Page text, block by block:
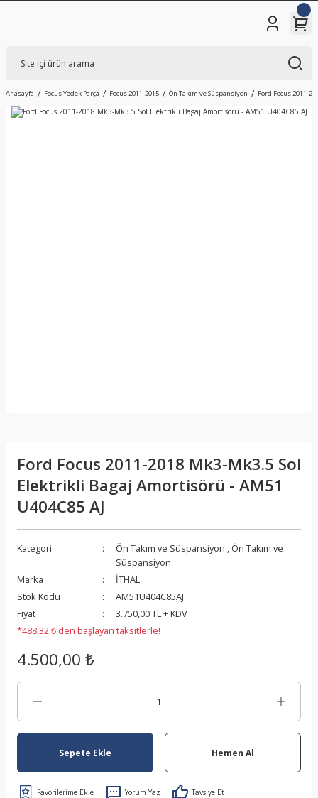
Anasayfa Focus Yedek Parça Focus 2011-2015 Ön Takım ve Süspansiyon Ford Focus 2011-
Ford Focus 2011-2018 Mk3-Mk3.5 Sol
Elektrikli Bagaj Amortisörü - AM51
U404C85 AJ
Kategori Ön Takım ve Süspansiyon , Ön Takım ve
Süspansiyon
Marka
İTHAL
Stok Kodu
AM51U404C85AJ
Fiyat
3.750,00 TL + KDV
*488,32 ₺ den başlayan taksitlerle!
4.500,00 ₺
Sepete Ekle Hemen Al
Yorum Yaz Tavsiye Et